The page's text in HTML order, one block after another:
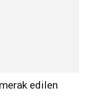
edilen